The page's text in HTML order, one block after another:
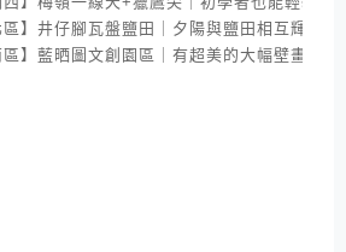
區】井仔腳瓦盤鹽田｜夕陽與鹽田相互輝映
區】藍晒圖文創園區｜有超美的大幅壁畫，